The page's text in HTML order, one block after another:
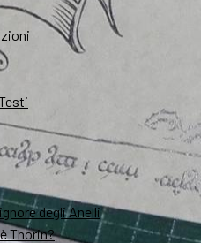
degli Anelli
Thorin?